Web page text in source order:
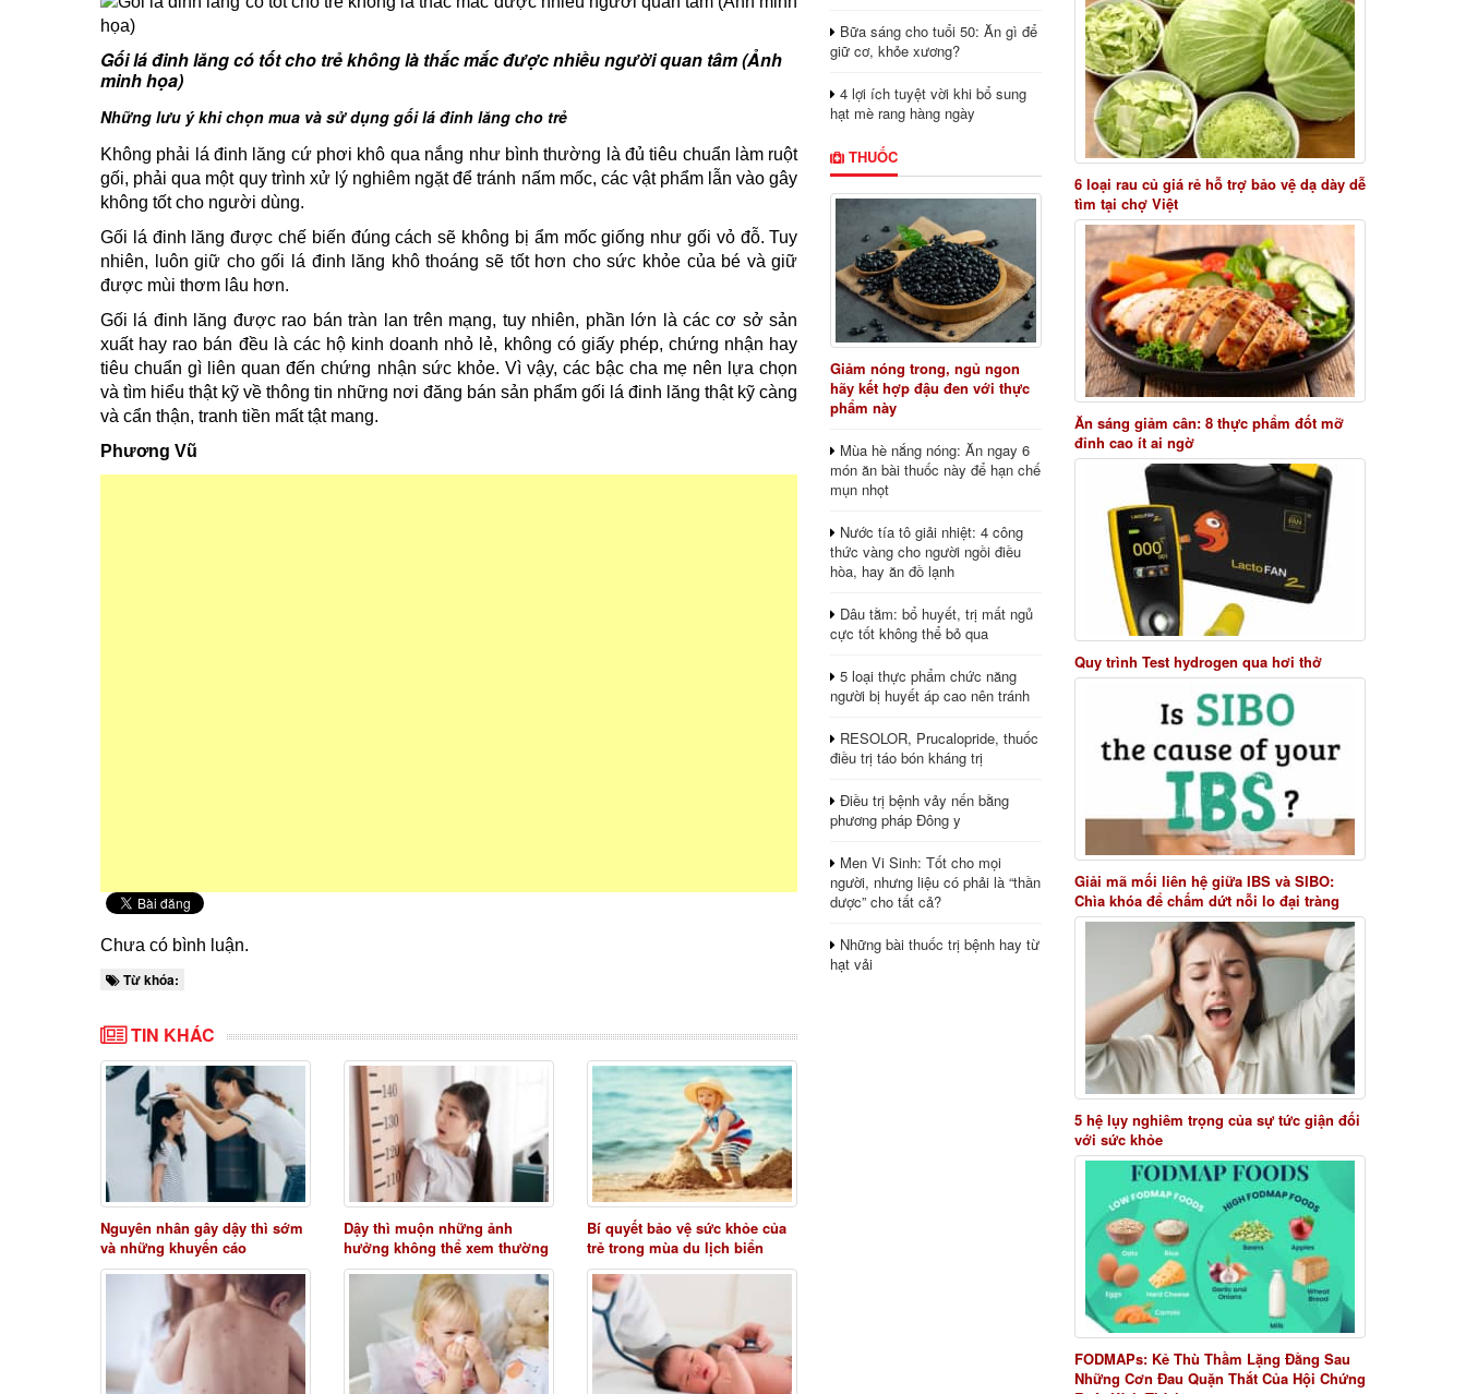
Gối lá đinh lăng có tốt cho trẻ không là thắc mắc được nhiều người quan tâm (Ảnh
minh họa)
Những lưu ý khi chọn mua và sử dụng gối lá đinh lăng cho trẻ
Không phải lá đinh lăng cứ phơi khô qua nắng như bình thường là đủ tiêu chuẩn làm ruột
gối, phải qua một quy trình xử lý nghiêm ngặt để tránh nấm mốc, các vật phẩm lẫn vào gây
không tốt cho người dùng.
Gối lá đinh lăng được chế biến đúng cách sẽ không bị ẩm mốc giống như gối vỏ đỗ. Tuy
nhiên, luôn giữ cho gối lá đinh lăng khô thoáng sẽ tốt hơn cho sức khỏe của bé và giữ
được mùi thơm lâu hơn.
Gối lá đinh lăng được rao bán tràn lan trên mạng, tuy nhiên, phần lớn là các cơ sở sản
xuất hay rao bán đều là các hộ kinh doanh nhỏ lẻ, không có giấy phép, chứng nhận hay
tiêu chuẩn gì liên quan đến chứng nhận sức khỏe. Vì vậy, các bậc cha mẹ nên lựa chọn
và tìm hiểu thật kỹ về thông tin những nơi đăng bán sản phẩm gối lá đinh lăng thật kỹ càng
và cẩn thận, tranh tiền mất tật mang.
Phương Vũ
Chưa có bình luận.
Từ khóa:
TIN KHÁC
Nguyên nhân gây dậy thì sớm
và những khuyến cáo
Dậy thì muộn những ảnh
hưởng không thể xem thường
Bí quyết bảo vệ sức khỏe của
trẻ trong mùa du lịch biển
Bữa sáng cho tuổi 50: Ăn gì để
giữ cơ, khỏe xương?
4 lợi ích tuyệt vời khi bổ sung
hạt mè rang hàng ngày
THUỐC
Giảm nóng trong, ngủ ngon
hãy kết hợp đậu đen với thực
phẩm này
Mùa hè nắng nóng: Ăn ngay 6
món ăn bài thuốc này để hạn chế
mụn nhọt
Nước tía tô giải nhiệt: 4 công
thức vàng cho người ngồi điều
hòa, hay ăn đồ lạnh
Dâu tằm: bổ huyết, trị mất ngủ
cực tốt không thể bỏ qua
5 loại thực phẩm chức năng
người bị huyết áp cao nên tránh
RESOLOR, Prucalopride, thuốc
điều trị táo bón kháng trị
Điều trị bệnh vảy nến bằng
phương pháp Đông y
Men Vi Sinh: Tốt cho mọi
người, nhưng liệu có phải là “thần
dược” cho tất cả?
Những bài thuốc trị bệnh hay từ
hạt vải
6 loại rau củ giá rẻ hỗ trợ bảo vệ dạ dày dễ
tìm tại chợ Việt
Ăn sáng giảm cân: 8 thực phẩm đốt mỡ
đỉnh cao ít ai ngờ
Quy trình Test hydrogen qua hơi thở
Giải mã mối liên hệ giữa IBS và SIBO:
Chìa khóa để chấm dứt nỗi lo đại tràng
5 hệ lụy nghiêm trọng của sự tức giận đối
với sức khỏe
FODMAPs: Kẻ Thù Thầm Lặng Đằng Sau
Những Cơn Đau Quặn Thắt Của Hội Chứng